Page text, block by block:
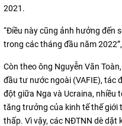
2021.
“Điều này cũng ảnh hưởng đến
trong các tháng đầu năm
Còn theo ông Nguyễn Văn
đầu tư nước ngoài (VAFIE), tác
đột giữa Nga và Ucraina, nhiều
tăng trưởng của kinh tế thế giới
thấp. Vì vậy, các NĐTNN dè